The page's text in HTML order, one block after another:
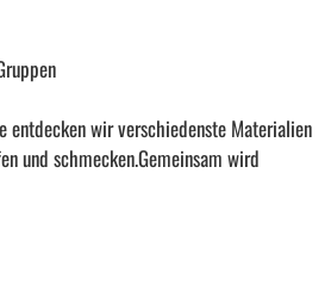
entdecken wir verschiedenste Materialien
und schmecken.Gemeinsam wird